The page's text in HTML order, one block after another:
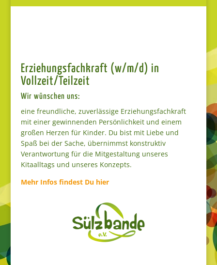
Erziehungsfachkraft (w/m/d) in
Vollzeit/Teilzeit
Wir wünschen uns:
eine freundliche, zuverlässige Erziehungsfachkraft
mit einer gewinnenden Persönlichkeit und einem
großen Herzen für Kinder. Du bist mit Liebe und
Spaß bei der Sache, übernimmst konstruktiv
Verantwortung für die Mitgestaltung unseres
Kitaalltags und unseres Konzepts.
Mehr Infos findest Du hier